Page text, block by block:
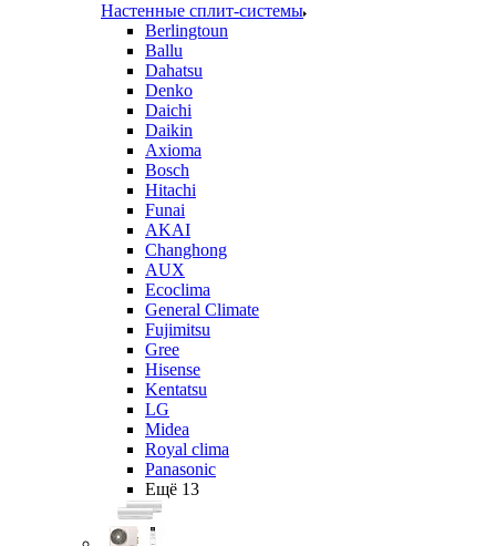
Настенные сплит-системы
Berlingtoun
Ballu
Dahatsu
Denko
Daichi
Daikin
Axioma
Bosch
Hitachi
Funai
AKAI
Changhong
AUX
Ecoclima
General Climate
Fujimitsu
Gree
Hisense
Kentatsu
LG
Midea
Royal clima
Panasonic
Ещё 13